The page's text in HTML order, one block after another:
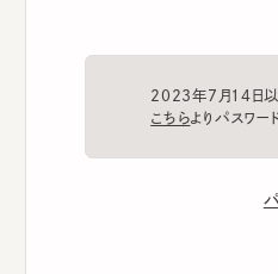
2023年7月14日以
パ